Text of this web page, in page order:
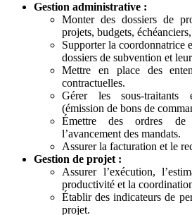
Gestion administrative :
Monter des dossiers de
projets, budgets,
Supporter la coordonnatrice
dossiers de subvention et
Mettre en place des
contractuelles.
Gérer les sous-traitants
(émission de bons de
Émettre des ordres de
l’avancement des mandats.
Assurer la facturation et le
Gestion de projet :
Assurer l’exécution,
productivité et la
Établir des indicateurs de
projet.